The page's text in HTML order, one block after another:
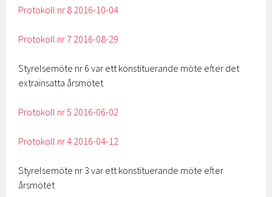
Protokoll nr 8 2016-10-04
Protokoll nr 7 2016-08-29
Styrelsemöte nr 6 var ett konstituerande möte efter det
extrainsatta årsmötet
Protokoll nr 5 2016-06-02
Protokoll nr 4 2016-04-12
Styrelsemöte nr 3 var ett konstituerande möte efter
årsmötet